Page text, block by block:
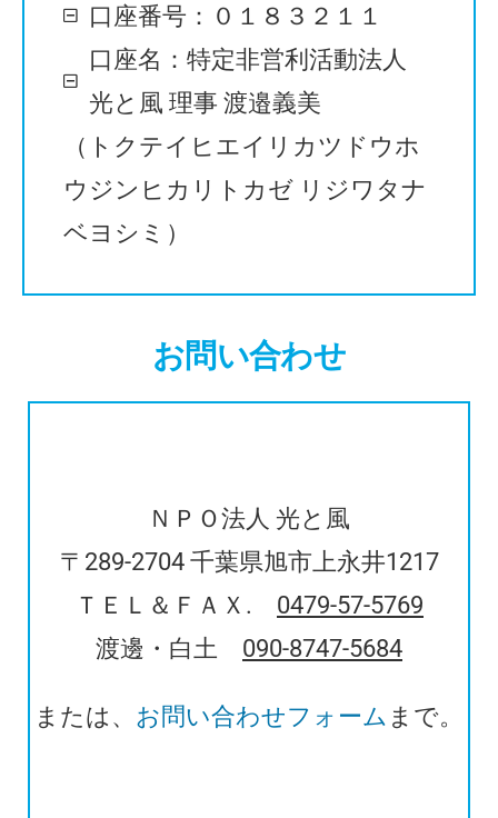
口座番号：０１８３２１１
口座名：特定非営利活動法人
光と風 理事 渡邉義美
（トクテイヒエイリカツドウホ
ウジンヒカリトカゼ リジワタナ
ベヨシミ）
お問い合わせ
ＮＰＯ法人 光と風
〒289-2704 千葉県旭市上永井1217
ＴＥＬ＆ＦＡＸ. 0479-57-5769
渡邊・白土 090-8747-5684
または、 お問い合わせフォーム まで。